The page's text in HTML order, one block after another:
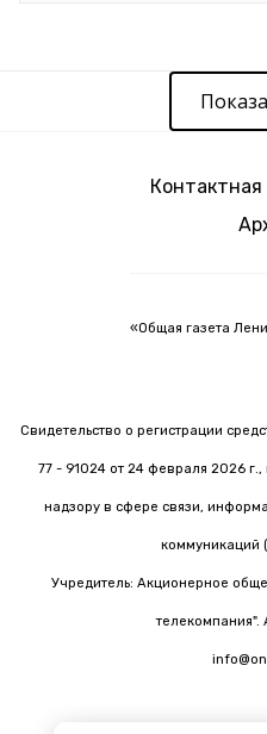
«Общая газета
Свидетельство о регистрации
77 - 91024 от 24 февраля 2026
надзору в сфере связи,
коммуникаций
Учредитель: Акционерное
телекомпания".